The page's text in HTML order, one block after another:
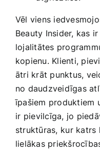
Vēl viens
Beauty Insider, kas
lojalitātes
kopienu. Klienti,
ātri krāt‍ punktus,
no daudzveidīgas‍
īpašiem produktiem
ir⁣ pievilcīga, jo
struktūras,⁤ kur katrs
lielākas